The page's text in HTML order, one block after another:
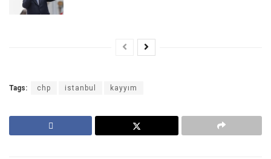
Tags: chp istanbul kayyım